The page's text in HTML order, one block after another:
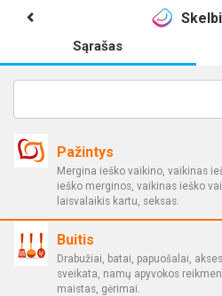
Sąrašas
Pažintys
Mergina ieško vaikino, vaikinas
ieško merginos, vaikinas ieško
laisvalaikis kartu, seksas.
Buitis
Drabužiai, batai, papuošalai,
sveikata, namų apyvokos
maistas, gėrimai.